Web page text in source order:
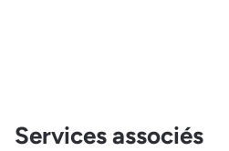
Services associés